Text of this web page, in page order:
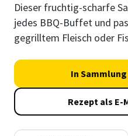
Dieser fruchtig-scharfe
jedes BBQ-Buffet und
gegrilltem Fleisch oder
In
Rezept als E-